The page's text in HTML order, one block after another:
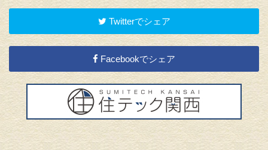
Twitterでシェア
Facebookでシェア